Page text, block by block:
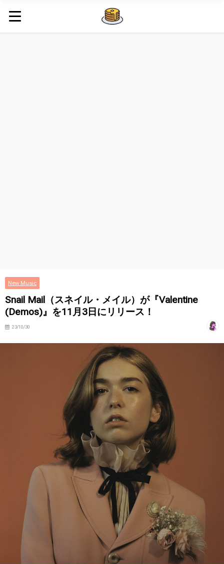
New Music
Snail Mail（スネイル・メイル）が『Valentine
(Demos)』を11月3日にリリース！
23/10/30